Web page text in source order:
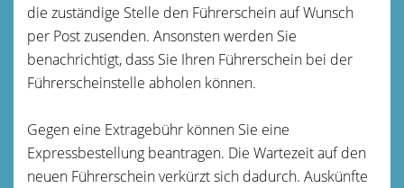
die zuständige Stelle den Führerschein auf Wunsch
per Post zusenden. Ansonsten werden Sie
benachrichtigt, dass Sie Ihren Führerschein bei der
Führerscheinstelle abholen können.
Gegen eine Extragebühr können Sie eine
Expressbestellung beantragen. Die Wartezeit auf den
neuen Führerschein verkürzt sich dadurch. Auskünfte